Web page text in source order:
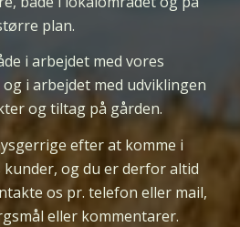
plan.
i arbejdet med vores
i arbejdet med udviklingen
og tiltag på gården.
efter at komme i
og du er derfor altid
os pr. telefon eller mail,
eller kommentarer.